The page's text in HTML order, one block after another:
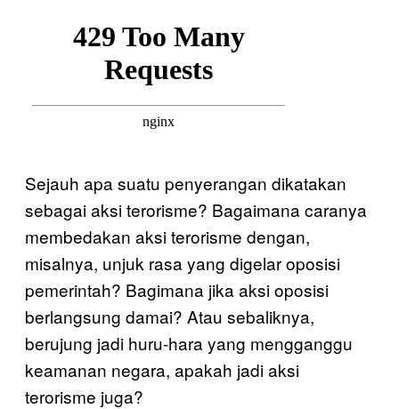
Sejauh apa suatu penyerangan dikatakan
sebagai aksi terorisme? Bagaimana caranya
membedakan aksi terorisme dengan,
misalnya, unjuk rasa yang digelar oposisi
pemerintah? Bagimana jika aksi oposisi
berlangsung damai? Atau sebaliknya,
berujung jadi huru-hara yang mengganggu
keamanan negara, apakah jadi aksi
terorisme juga?